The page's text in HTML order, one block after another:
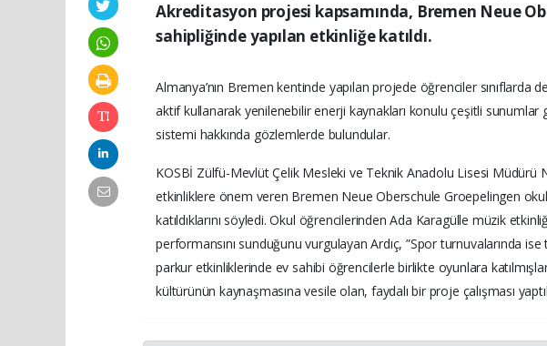
Akreditasyon projesi kapsamında, Bremen Neue
sahipliğinde yapılan etkinliğe katıldı.
Almanya’nın Bremen kentinde yapılan projede öğrenciler sınıflarda
aktif kullanarak yenilenebilir enerji kaynakları konulu çeşitli
sistemi hakkında gözlemlerde bulundular.
KOSBİ Zülfü-Mevlüt Çelik Mesleki ve Teknik Anadolu Lisesi Müdürü
etkinliklere önem veren Bremen Neue Oberschule Groepelingen
katıldıklarını söyledi. Okul öğrencilerinden Ada Karagülle müzik
performansını sunduğunu vurgulayan Ardıç, ”Spor turnuvalarında
parkur etkinliklerinde ev sahibi öğrencilerle birlikte oyunlara
kültürünün kaynaşmasına vesile olan, faydalı bir proje çalışması